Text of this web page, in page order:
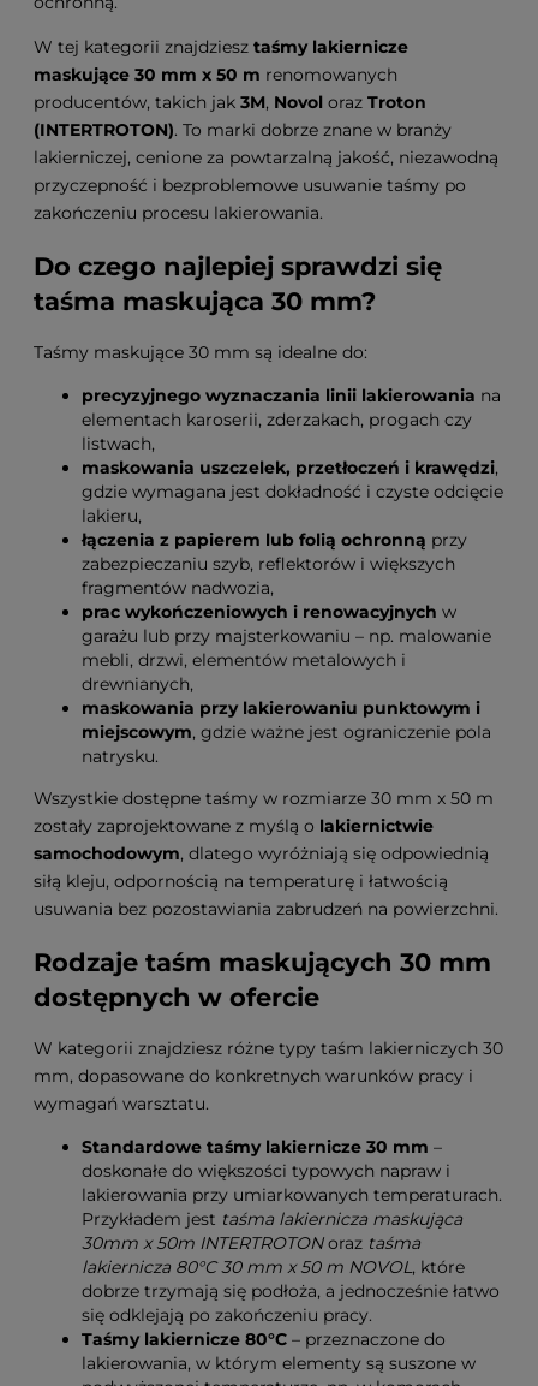
W tej kategorii znajdziesz taśmy lakiernicze
maskujące 30 mm x 50 m renomowanych
producentów, takich jak 3M, Novol oraz Troton
(INTERTROTON). To marki dobrze znane w branży
lakierniczej, cenione za powtarzalną jakość, niezawodną
przyczepność i bezproblemowe usuwanie taśmy po
zakończeniu procesu lakierowania.
Do czego najlepiej sprawdzi się
taśma maskująca 30 mm?
Taśmy maskujące 30 mm są idealne do:
precyzyjnego wyznaczania linii lakierowania na
elementach karoserii, zderzakach, progach czy
listwach,
maskowania uszczelek, przetłoczeń i krawędzi,
gdzie wymagana jest dokładność i czyste odcięcie
lakieru,
łączenia z papierem lub folią ochronną przy
zabezpieczaniu szyb, reflektorów i większych
fragmentów nadwozia,
prac wykończeniowych i renowacyjnych w
garażu lub przy majsterkowaniu – np. malowanie
mebli, drzwi, elementów metalowych i
drewnianych,
maskowania przy lakierowaniu punktowym i
miejscowym, gdzie ważne jest ograniczenie pola
natrysku.
Wszystkie dostępne taśmy w rozmiarze 30 mm x 50 m
zostały zaprojektowane z myślą o lakiernictwie
samochodowym, dlatego wyróżniają się odpowiednią
siłą kleju, odpornością na temperaturę i łatwością
usuwania bez pozostawiania zabrudzeń na powierzchni.
Rodzaje taśm maskujących 30 mm
dostępnych w ofercie
W kategorii znajdziesz różne typy taśm lakierniczych 30
mm, dopasowane do konkretnych warunków pracy i
wymagań warsztatu.
Standardowe taśmy lakiernicze 30 mm –
doskonałe do większości typowych napraw i
lakierowania przy umiarkowanych temperaturach.
Przykładem jest taśma lakiernicza maskująca
30mm x 50m INTERTROTONoraz taśma
lakiernicza 80°C 30 mm x 50 m NOVOL, które
dobrze trzymają się podłoża, a jednocześnie łatwo
się odklejają po zakończeniu pracy.
Taśmy lakiernicze 80°C – przeznaczone do
lakierowania, w którym elementy są suszone w